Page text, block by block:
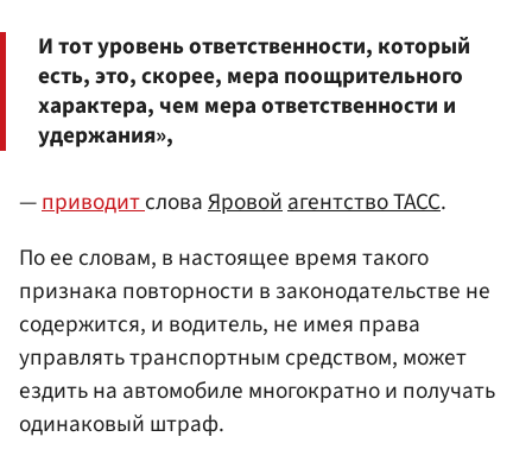
И тот уровень ответственности, который
есть, это, скорее, мера поощрительного
характера, чем мера ответственности и
удержания»,
—приводитсловаЯровойагентство ТАСС.
По ее словам, в настоящее время такого
признака повторности в законодательстве не
содержится, и водитель, не имея права
управлять транспортным средством, может
ездить на автомобиле многократно и получать
одинаковый штраф.